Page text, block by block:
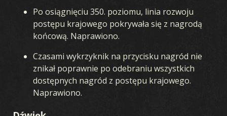
Po osiągnięciu 350. poziomu, linia rozwoju
postępu krajowego pokrywała się z nagrodą
końcową. Naprawiono.
Czasami wykrzyknik na przycisku nagród nie
znikał poprawnie po odebraniu wszystkich
dostępnych nagród z postępu krajowego.
Naprawiono.